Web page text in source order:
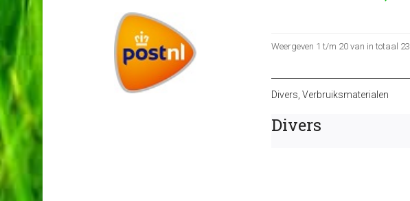
Weergeven 1 t/m 20 van in totaal 23
Divers Verbruiksmaterialen
Divers